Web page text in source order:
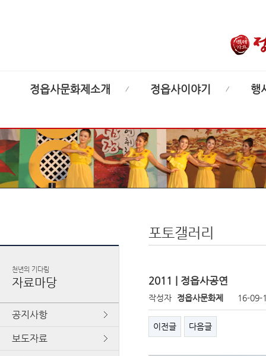
정읍사문화제소개 정읍사이야기 행
천년의 기다림
자료마당
공지사항
보도자료
포토갤러리
2011 | 정읍사공연
작성자 정읍사문화제 16-09-
이전글 다음글